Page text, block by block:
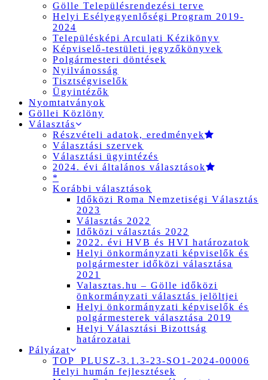
Gölle Településrendezési terve
Helyi Esélyegyenlőségi Program 2019-
2024
Településképi Arculati Kézikönyv
Képviselő-testületi jegyzőkönyvek
Polgármesteri döntések
Nyilvánosság
Tisztségviselők
Ügyintézők
Nyomtatványok
Göllei Közlöny
Választás
Részvételi adatok, eredmények
Választási szervek
Választási ügyintézés
2024. évi általános választások
*
Korábbi választások
Időközi Roma Nemzetiségi Választás
2023
Választás 2022
Időközi választás 2022
2022. évi HVB és HVI határozatok
Helyi önkormányzati képviselők és
polgármester időközi választása
2021
Valasztas.hu – Gölle időközi
önkormányzati választás jelöltjei
Helyi önkormányzati képviselők és
polgármesterek választása 2019
Helyi Választási Bizottság
határozatai
Pályázat
TOP_PLUSZ-3.1.3-23-SO1-2024-00006
Helyi humán fejlesztések